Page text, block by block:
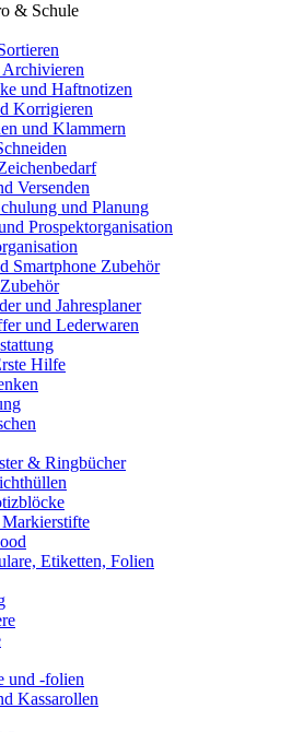
& Schule
und Haftnotizen
Korrigieren
und Klammern
Versenden
und Planung
Prospektorganisation
Smartphone Zubehör
und Jahresplaner
und Lederwaren
Hilfe
& Ringbücher
Etiketten, Folien
und -folien
Kassarollen